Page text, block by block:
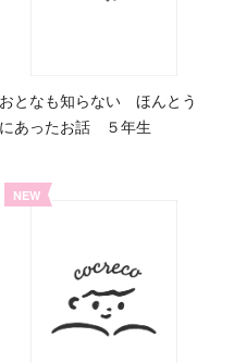
おとなも知らない ほんとう
にあったお話 ５年生
NEW